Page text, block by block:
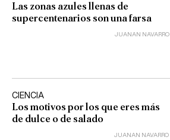
Las zonas azules llenas de
supercentenarios son una farsa
JUANAN NAVARRO
CIENCIA
Los motivos por los que eres más
de dulce o de salado
JUANAN NAVARRO